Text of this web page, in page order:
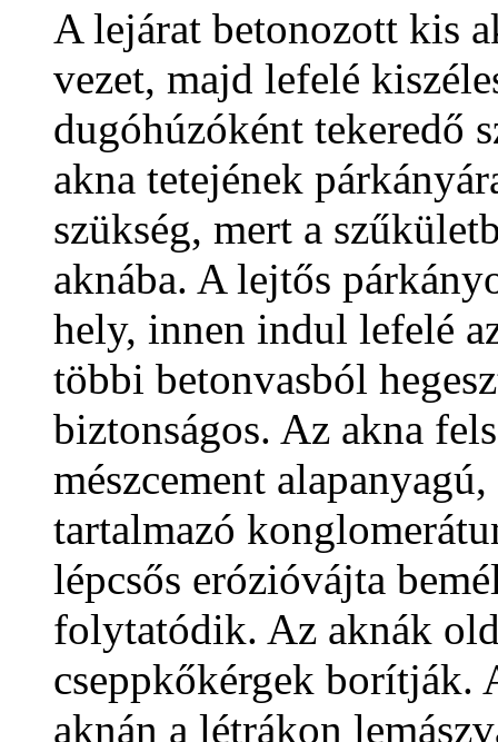
A lejárat betonozott kis
vezet, majd lefelé
dugóhúzóként tekeredő
akna tetejének
szükség, mert a
aknába. A lejtős
hely, innen indul lefelé
többi betonvasból
biztonságos. Az akna
mészcement
tartalmazó
lépcsős erózióvájta
folytatódik. Az aknák
cseppkőkérgek borítják.
aknán a létrákon